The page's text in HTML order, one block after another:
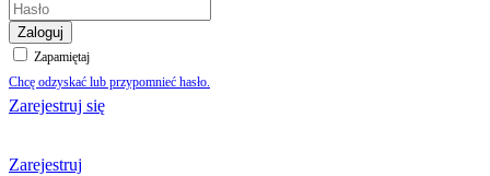
Zaloguj
Zapamiętaj
Chcę odzyskać lub przypomnieć hasło.
Zarejestruj się
Zarejestruj